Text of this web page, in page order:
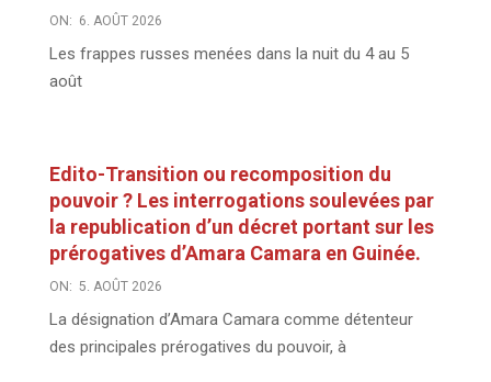
ON: 6. AOÛT 2026
Les frappes russes menées dans la nuit du 4 au 5
août
Edito-Transition ou recomposition du
pouvoir ? Les interrogations soulevées par
la republication d’un décret portant sur les
prérogatives d’Amara Camara en Guinée.
ON: 5. AOÛT 2026
La désignation d’Amara Camara comme détenteur
des principales prérogatives du pouvoir, à